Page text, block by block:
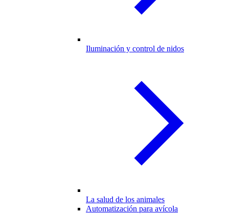
Iluminación y control de nidos
La salud de los animales
Automatización para avícola